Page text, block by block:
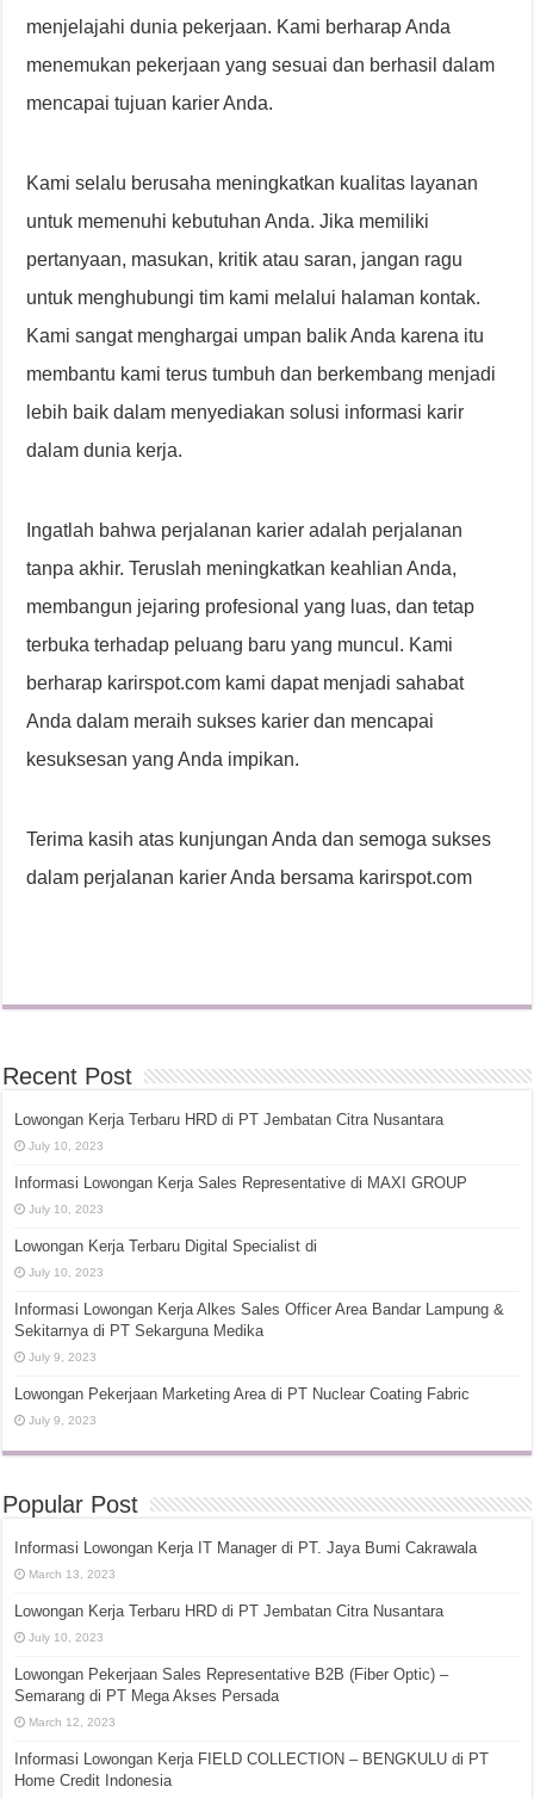
menjelajahi dunia pekerjaan. Kami berharap Anda
menemukan pekerjaan yang sesuai dan berhasil dalam
mencapai tujuan karier Anda.
Kami selalu berusaha meningkatkan kualitas layanan
untuk memenuhi kebutuhan Anda. Jika memiliki
pertanyaan, masukan, kritik atau saran, jangan ragu
untuk menghubungi tim kami melalui halaman kontak.
Kami sangat menghargai umpan balik Anda karena itu
membantu kami terus tumbuh dan berkembang menjadi
lebih baik dalam menyediakan solusi informasi karir
dalam dunia kerja.
Ingatlah bahwa perjalanan karier adalah perjalanan
tanpa akhir. Teruslah meningkatkan keahlian Anda,
membangun jejaring profesional yang luas, dan tetap
terbuka terhadap peluang baru yang muncul. Kami
berharap karirspot.com kami dapat menjadi sahabat
Anda dalam meraih sukses karier dan mencapai
kesuksesan yang Anda impikan.
Terima kasih atas kunjungan Anda dan semoga sukses
dalam perjalanan karier Anda bersama karirspot.com
Recent Post
Lowongan Kerja Terbaru HRD di PT Jembatan Citra Nusantara
July 10, 2023
Informasi Lowongan Kerja Sales Representative di MAXI GROUP
July 10, 2023
Lowongan Kerja Terbaru Digital Specialist di
July 10, 2023
Informasi Lowongan Kerja Alkes Sales Officer Area Bandar Lampung &
Sekitarnya di PT Sekarguna Medika
July 9, 2023
Lowongan Pekerjaan Marketing Area di PT Nuclear Coating Fabric
July 9, 2023
Popular Post
Informasi Lowongan Kerja IT Manager di PT. Jaya Bumi Cakrawala
March 13, 2023
Lowongan Kerja Terbaru HRD di PT Jembatan Citra Nusantara
July 10, 2023
Lowongan Pekerjaan Sales Representative B2B (Fiber Optic) –
Semarang di PT Mega Akses Persada
March 12, 2023
Informasi Lowongan Kerja FIELD COLLECTION – BENGKULU di PT
Home Credit Indonesia